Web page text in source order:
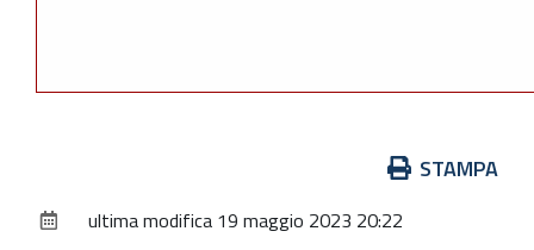
documento
STAMPA
ultima modifica 19 maggio 2023 20:22